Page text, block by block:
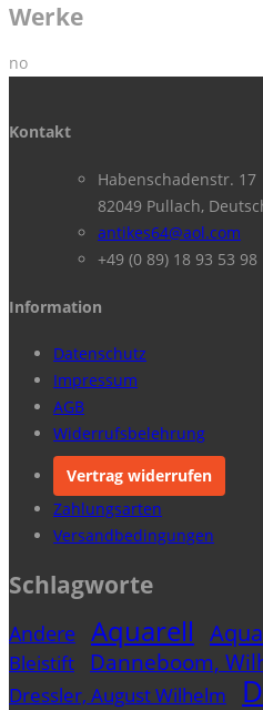
Werke
no
Kontakt
Habenschadenstr. 17
82049 Pullach,
antikes64@aol.com
+49 (0 89) 18 93 53 98
Information
Datenschutz
Impressum
AGB
Widerrufsbelehrung
Vertrag widerrufen
Zahlungsarten
Versandbedingungen
Schlagworte
Andere Aquarell
Bleistift
Danneboom,
Dressler, August Wilhelm